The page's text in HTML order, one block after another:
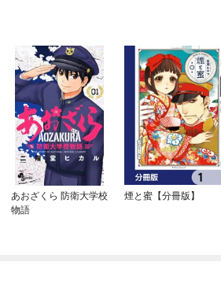
あおざくら 防衛大学校
物語
煙と蜜【分冊版】